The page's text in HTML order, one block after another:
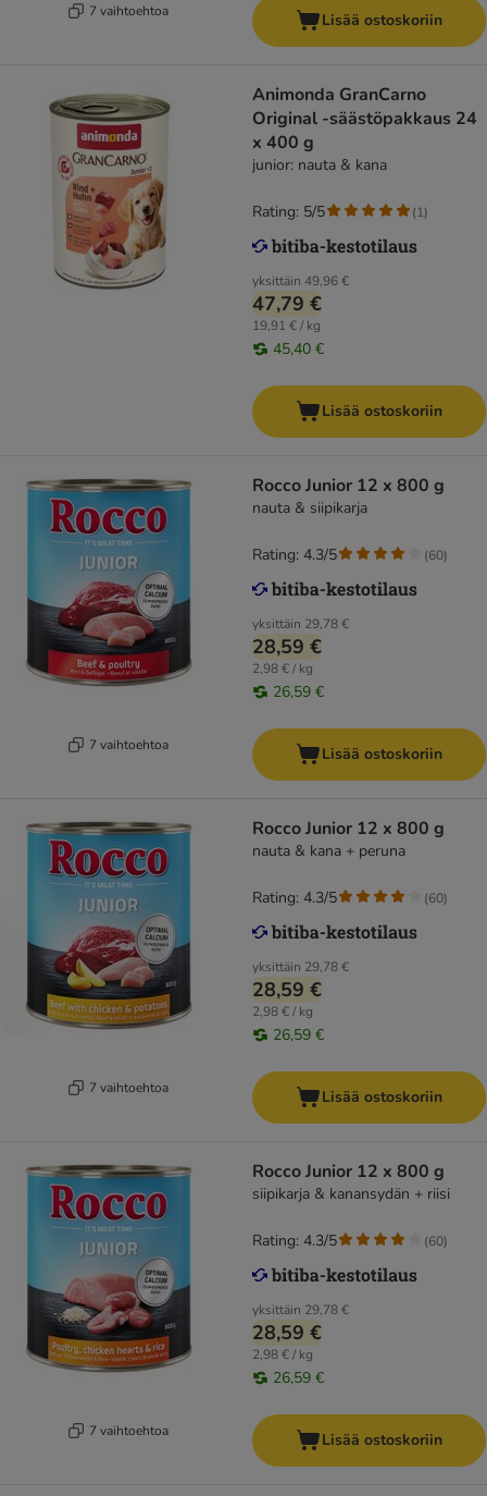
7 vaihtoehtoa Lisää ostoskoriin
Animonda GranCarno
Original -säästöpakkaus 24
x 400 g
junior: nauta & kana
yksittäin 49,96 €
47,79 €
19,91 € / kg
45,40 €
Rating: 5/5 (1)
Lisää ostoskoriin
7 vaihtoehtoa
Rocco Junior 12 x 800 g
nauta & siipikarja
yksittäin 29,78 €
28,59 €
2,98 € / kg
26,59 €
Rating: 4.3/5 (60)
Lisää ostoskoriin
7 vaihtoehtoa
Rocco Junior 12 x 800 g
nauta & kana + peruna
yksittäin 29,78 €
28,59 €
2,98 € / kg
26,59 €
Rating: 4.3/5 (60)
Lisää ostoskoriin
7 vaihtoehtoa
Rocco Junior 12 x 800 g
siipikarja & kanansydän + riisi
yksittäin 29,78 €
28,59 €
2,98 € / kg
26,59 €
Rating: 4.3/5 (60)
Lisää ostoskoriin